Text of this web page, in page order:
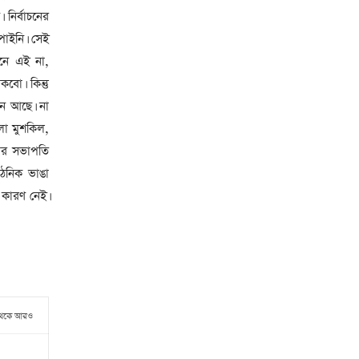
সেই
এই না,
কিন্তু
আছে। না
মুশকিল,
সভাপতি
ভাঙা
নেই।
আরও